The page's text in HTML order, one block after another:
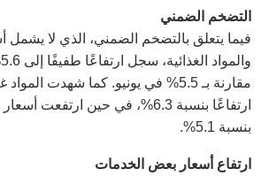
التضخم الضمني
فيما يتعلق بالتضخم الضمني، الذي لا يشمل
مقارنة بـ 5.5% في يونيو. كما شهدت
ارتفاعًا بنسبة 6.3%، في حين ارتفعت
بنسبة 5.1%.
ارتفاع أسعار بعض الخدمات